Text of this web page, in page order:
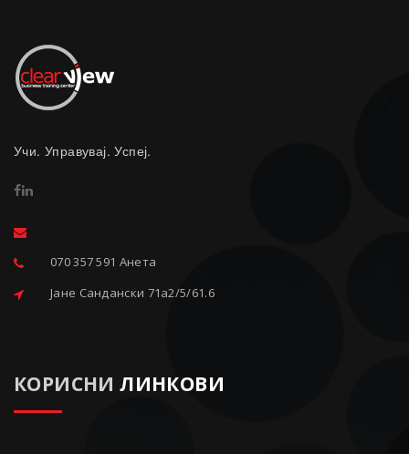
Учи. Управувај. Успеј.
070 357 591 Анета
Јане Сандански 71a2/5/61.6
КОРИСНИ ЛИНКОВИ